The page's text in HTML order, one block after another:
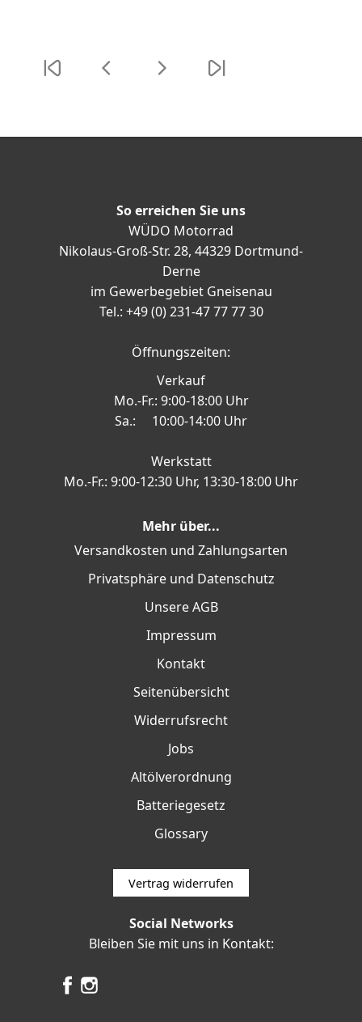
So erreichen Sie uns
WÜDO Motorrad
Nikolaus-Groß-Str. 28, 44329 Dortmund-
Derne
im Gewerbegebiet Gneisenau
Tel.: +49 (0) 231-47 77 77 30
Öffnungszeiten:
Verkauf
Mo.-Fr.: 9:00-18:00 Uhr
Sa.: 10:00-14:00 Uhr
Werkstatt
Mo.-Fr.: 9:00-12:30 Uhr, 13:30-18:00 Uhr
Mehr über...
Versandkosten und Zahlungsarten
Privatsphäre und Datenschutz
Unsere AGB
Impressum
Kontakt
Seitenübersicht
Widerrufsrecht
Jobs
Altölverordnung
Batteriegesetz
Glossary
Vertrag widerrufen
Social Networks
Bleiben Sie mit uns in Kontakt: